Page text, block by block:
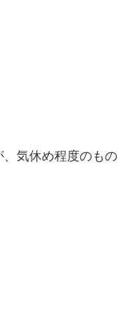
気休め程度のもの